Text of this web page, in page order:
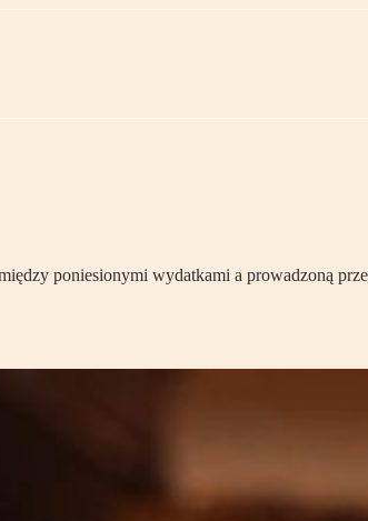
poniesionymi wydatkami a prowadzoną